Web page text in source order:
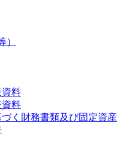
）
料
料
く財務書類及び固定資